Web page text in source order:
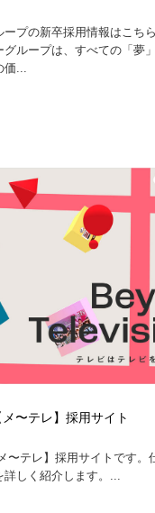
ープの新卒採用情報はこち
グループは、すべての「夢
...
〜テレ】採用サイト
〜テレ】採用サイトです。
しく紹介します。...